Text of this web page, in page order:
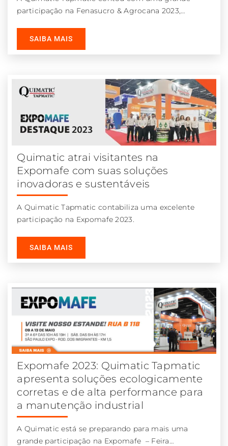
participação na Fenasucro & Agrocana 2023,
SAIBA MAIS
Quimatic atrai visitantes na
Expomafe com suas soluções
inovadoras e sustentáveis
A Quimatic Tapmatic contabiliza uma excelente
participação na Expomafe 2023.
SAIBA MAIS
Expomafe 2023: Quimatic Tapmatic
apresenta soluções ecologicamente
corretas e de alta performance para
a manutenção industrial
A Quimatic está se preparando para mais uma
grande participação na Expomafe – Feira